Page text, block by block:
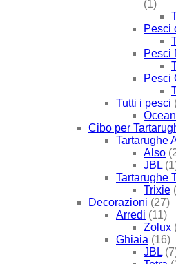
(1)
Pesci
Pesci
Pesci
Tutti i pesci
Cibo per
Tartarughe
Also
JBL
Tartarughe
Trixie
Decorazioni (27)
Arredi (11)
Zolux
Ghiaia (16)
JBL